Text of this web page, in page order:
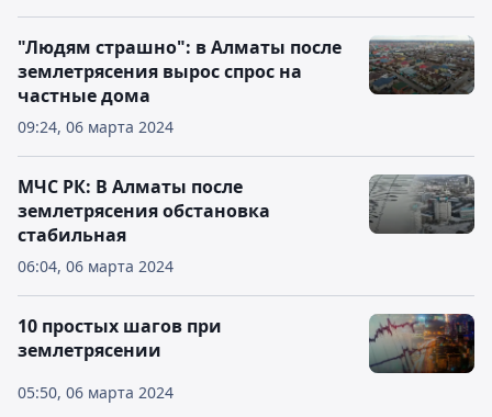
09:24, 06 марта 2024
"Людям страшно": в Алматы после
землетрясения вырос спрос на
частные дома
06:04, 06 марта 2024
МЧС РК: В Алматы после
землетрясения обстановка
стабильная
05:50, 06 марта 2024
10 простых шагов при
землетрясении